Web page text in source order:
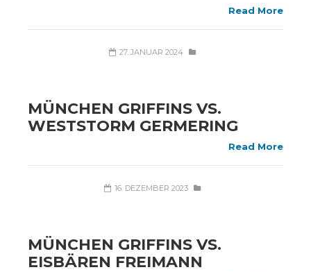
Read More
27. JANUAR 2024
MÜNCHEN GRIFFINS VS.
WESTSTORM GERMERING
Read More
16. DEZEMBER 2023
MÜNCHEN GRIFFINS VS.
EISBÄREN FREIMANN